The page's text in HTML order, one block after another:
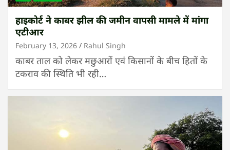
हाइकोर्ट ने काबर झील की जमीन वापसी मामले में मांगा
एटीआर
February 13, 2026 Rahul Singh
काबर ताल को लेकर मछुआरों एवं किसानों के बीच हितों के
टकराव की स्थिति भी रही…